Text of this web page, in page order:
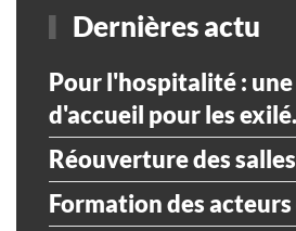
Dernières actu
Pour l'hospitalité :
d'accueil pour les
Réouverture des
Formation des